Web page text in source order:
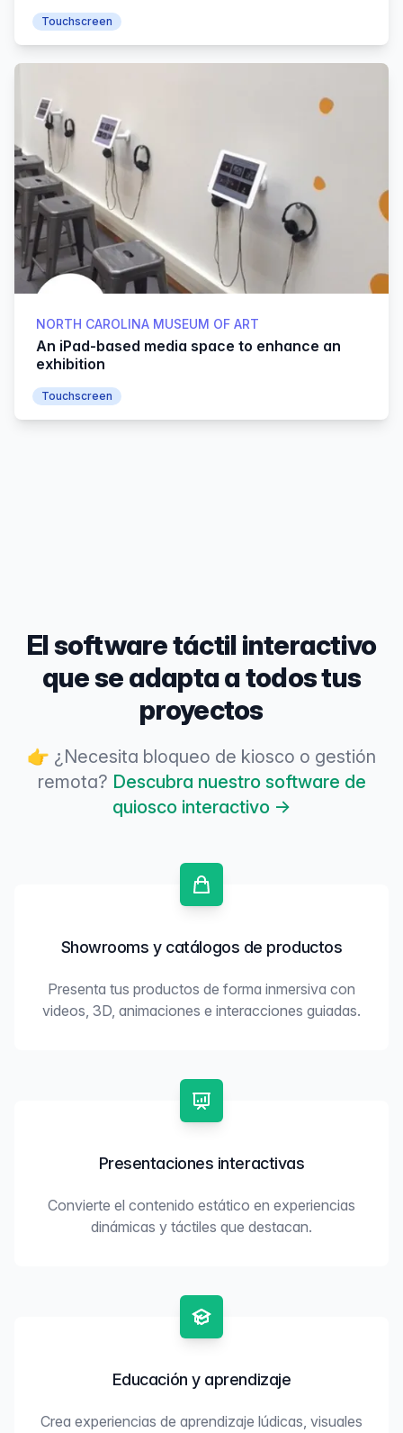
Touchscreen
NORTH CAROLINA MUSEUM OF ART
An iPad-based media space to enhance an
exhibition
Touchscreen
El software táctil interactivo
que se adapta a todos tus
proyectos
👉 ¿Necesita bloqueo de kiosco o gestión
remota? Descubra nuestro software de
quiosco interactivo →
Showrooms y catálogos de productos
Presenta tus productos de forma inmersiva con
videos, 3D, animaciones e interacciones guiadas.
Presentaciones interactivas
Convierte el contenido estático en experiencias
dinámicas y táctiles que destacan.
Educación y aprendizaje
Crea experiencias de aprendizaje lúdicas, visuales